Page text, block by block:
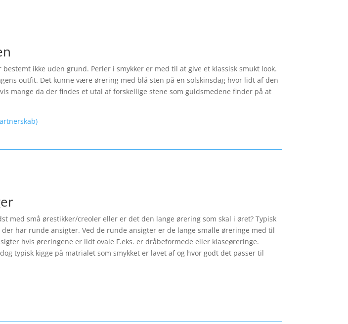
ikke uden grund. Perler i smykker er med til at give et klassisk smukt look.
outfit. Det kunne være ørering med blå sten på en solskinsdag hvor lidt af den
mange da der findes et utal af forskellige stene som guldsmedene finder på at
med små ørestikker/creoler eller er det den lange ørering som skal i øret? Typisk
har runde ansigter. Ved de runde ansigter er de lange smalle øreringe med til
hvis øreringene er lidt ovale F.eks. er dråbeformede eller klaseøreringe.
typisk kigge på matrialet som smykket er lavet af og hvor godt det passer til